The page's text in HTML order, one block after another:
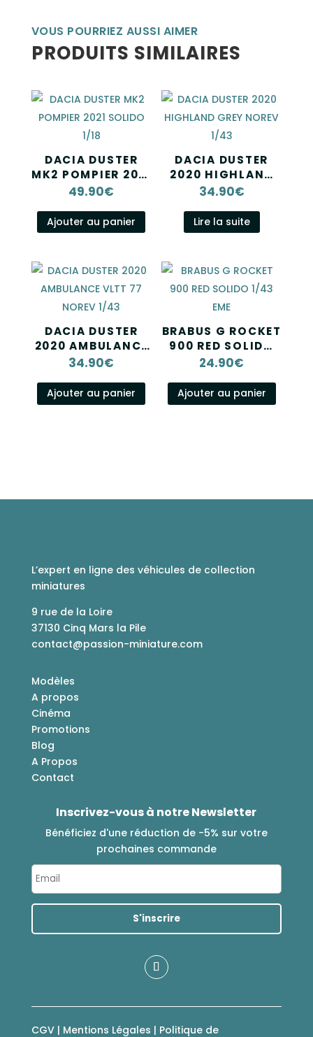
VOUS POURRIEZ AUSSI AIMER
PRODUITS SIMILAIRES
DACIA DUSTER
MK2 POMPIER 2021
SOLIDO 1/18
49.90€
Ajouter au panier
DACIA DUSTER
2020 HIGHLAND
GREY NOREV 1/43
34.90€
Lire la suite
DACIA DUSTER
2020 AMBULANCE
VLTT 77 NOREV
34.90€
Ajouter au panier
BRABUS G ROCKET
900 RED SOLIDO
1/43 EME
24.90€
Ajouter au panier
L’expert en ligne des véhicules de collection
miniatures
9 rue de la Loire
37130 Cinq Mars la Pile
contact@passion-miniature.com
Modèles
A propos
Cinéma
Promotions
Blog
A Propos
Contact
Inscrivez-vous à notre Newsletter
Bénéficiez d'une réduction de -5% sur votre
prochaines commande
CGV| Mentions Légales | Politique de